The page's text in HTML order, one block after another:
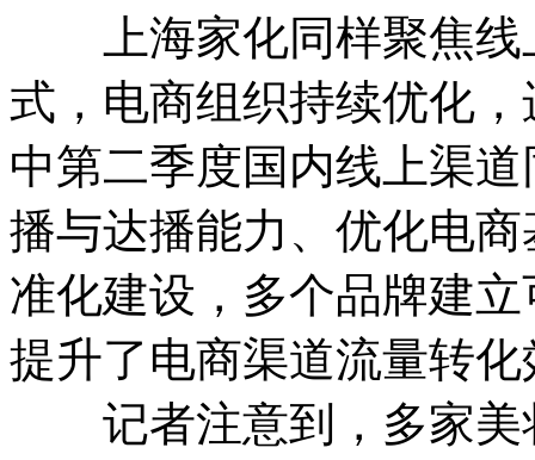
上海家化同样聚焦线
式，电商组织持续优化
中第二季度国内线上渠
播与达播能力、优化电
准化建设，多个品牌建
提升了电商渠道流量转化
记者注意到，多家美